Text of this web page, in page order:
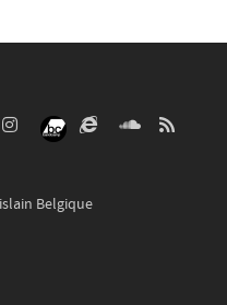
Belgique